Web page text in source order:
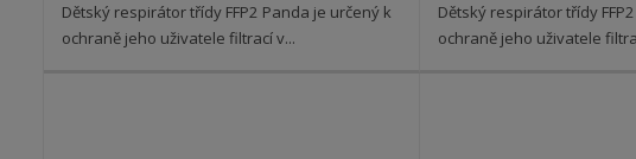
Dětský respirátor třídy FFP2 Panda je určený k
ochraně jeho uživatele filtrací v...
Dětský respirátor třídy
ochraně jeho uživatele